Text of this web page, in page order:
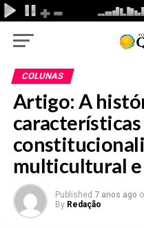
COLUNAS
Artigo: A
multicultural
Published 7 anos ago
By Redação